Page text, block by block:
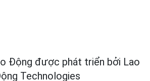
Động được phát triển bởi Lao
Technologies